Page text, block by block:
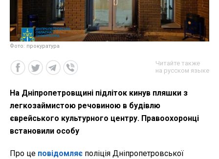
Фото: прокуратура
Читайте также
на русском языке
На Дніпропетровщині підліток кинув пляшки з
легкозаймистою речовиною в будівлю
єврейського культурного центру. Правоохоронці
встановили особу
Про це повідомляє поліція Дніпропетровської